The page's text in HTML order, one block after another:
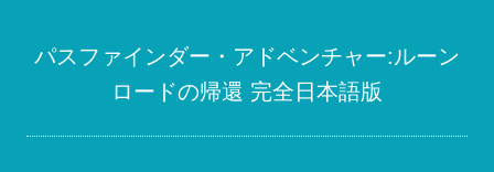
パスファインダー・アドベンチャー:ルーン
ロードの帰還 完全日本語版